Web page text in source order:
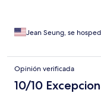
Jean Seung, se
Opinión verificada
10/10